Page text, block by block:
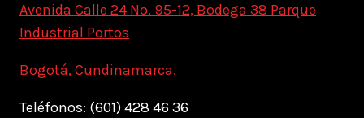
Avenida Calle 24 No. 95-12, Bodega 38 Parque
Industrial Portos
Bogotá, Cundinamarca.
Teléfonos: (601) 428 46 36